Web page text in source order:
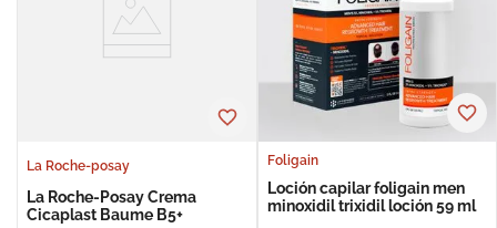
La Roche-posay
La Roche-Posay Crema
Cicaplast Baume B5+
Foligain
Loción capilar foligain men
minoxidil trixidil loción 59 ml